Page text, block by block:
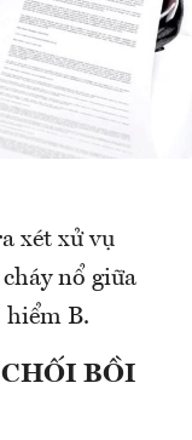
xét xử vụ
nổ giữa
hiểm B.
BỒI